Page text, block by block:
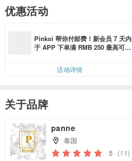
优惠活动
Pinkoi 帮你付邮费！新会员 7 天内
于 APP 下单满 RMB 250 最高可折
活动详情
关于品牌
panne
泰国
5 (11)